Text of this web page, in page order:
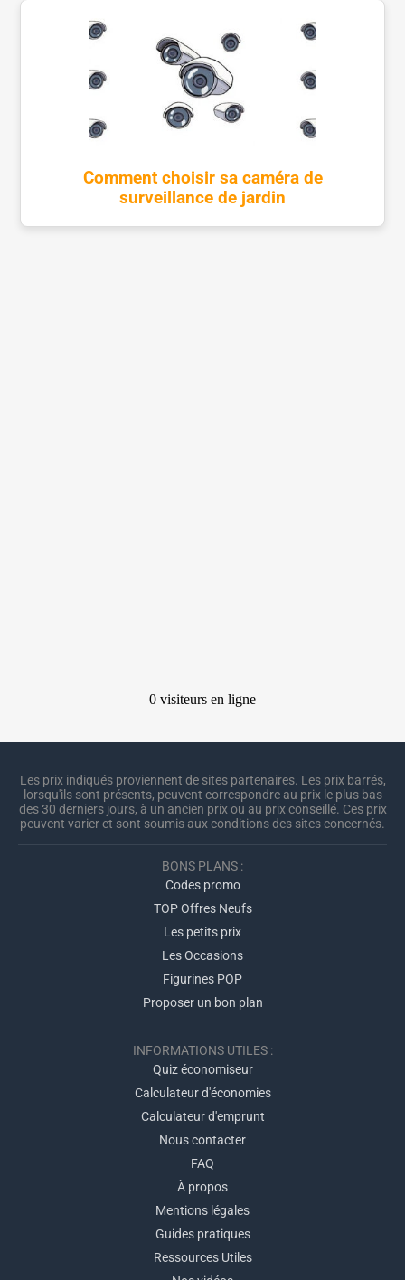
Comment choisir sa caméra de
surveillance de jardin
Les prix indiqués proviennent de sites partenaires. Les prix barrés,
lorsqu'ils sont présents, peuvent correspondre au prix le plus bas
des 30 derniers jours, à un ancien prix ou au prix conseillé. Ces prix
peuvent varier et sont soumis aux conditions des sites concernés.
BONS PLANS :
Codes promo
TOP Offres Neufs
Les petits prix
Les Occasions
Figurines POP
Proposer un bon plan
INFORMATIONS UTILES :
Quiz économiseur
Calculateur d'économies
Calculateur d'emprunt
Nous contacter
FAQ
À propos
Mentions légales
Guides pratiques
Ressources Utiles